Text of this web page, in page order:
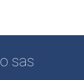
sas